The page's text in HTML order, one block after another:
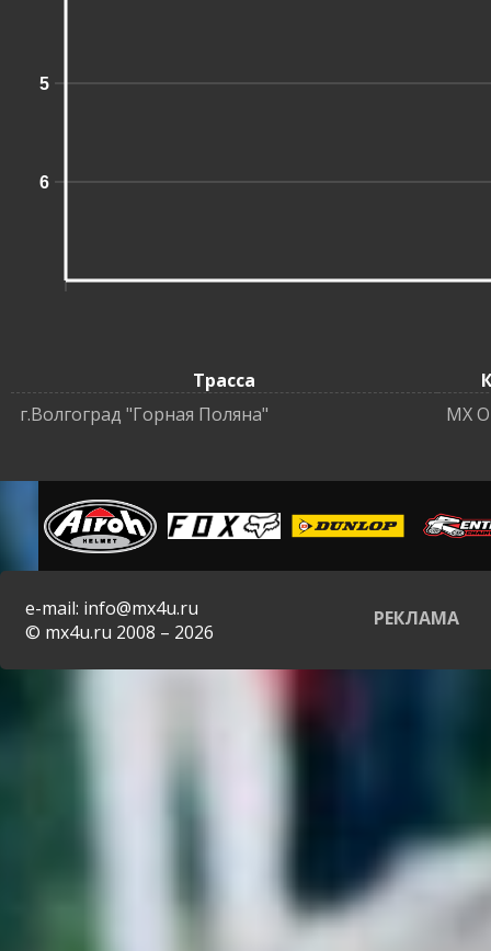
5
6
Трасса
г.Волгоград "Горная Поляна"
MX
e-mail: info@mx4u.ru
© mx4u.ru 2008 – 2026
РЕКЛАМА